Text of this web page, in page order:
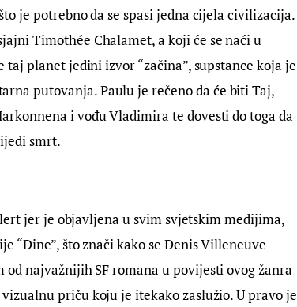
je potrebno da se spasi jedna cijela civilizacija.
Timothée Chalamet, a koji će se naći u
planet jedini izvor “začina”, supstance koja je
putovanja. Paulu je rečeno da će biti Taj,
i vođu Vladimira te dovesti do toga da
smrt.
jer je objavljena u svim svjetskim medijima,
“Dine”, što znači kako se Denis Villeneuve
najvažnijih SF romana u povijesti ovog žanra
priču koju je itekako zaslužio. U pravo je